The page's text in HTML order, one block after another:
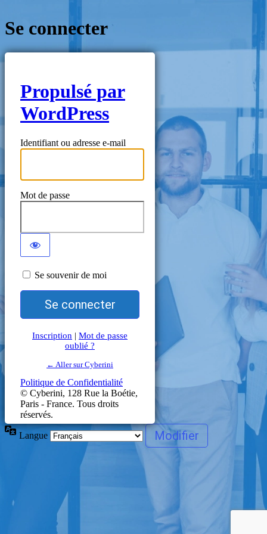
Se connecter
Propulsé par
WordPress
Identifiant ou adresse e-mail
Mot de passe
Se souvenir de moi
Inscription | Mot de passe
oublié ?
← Aller sur Cyberini
Politique de Confidentialité
Langue